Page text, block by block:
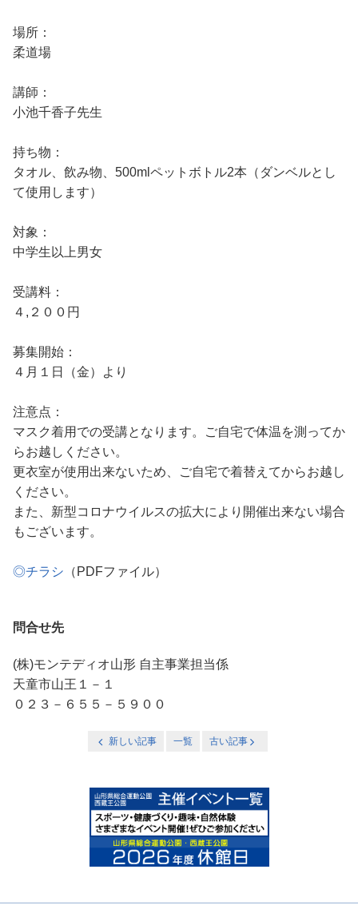
場所：
柔道場
講師：
小池千香子先生
持ち物：
タオル、飲み物、500mlペットボトル2本（ダンベルとし
て使用します）
対象：
中学生以上男女
受講料：
４,２００円
募集開始：
４月１日（金）より
注意点：
マスク着用での受講となります。ご自宅で体温を測ってか
らお越しください。
更衣室が使用出来ないため、ご自宅で着替えてからお越し
ください。
また、新型コロナウイルスの拡大により開催出来ない場合
もございます。
◎チラシ （PDFファイル）
問合せ先
(株)モンテディオ山形 自主事業担当係
天童市山王１－１
０２３－６５５－５９００
新しい記事 一覧 古い記事